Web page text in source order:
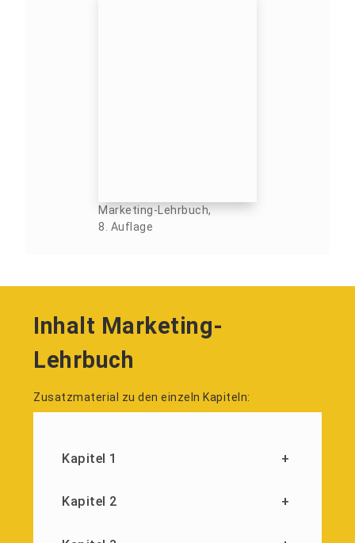
Marketing-Lehrbuch,
8. Auflage
Inhalt Marketing-
Lehrbuch
Zusatzmaterial zu den einzeln Kapiteln:
Kapitel 1 +
Kapitel 2 +